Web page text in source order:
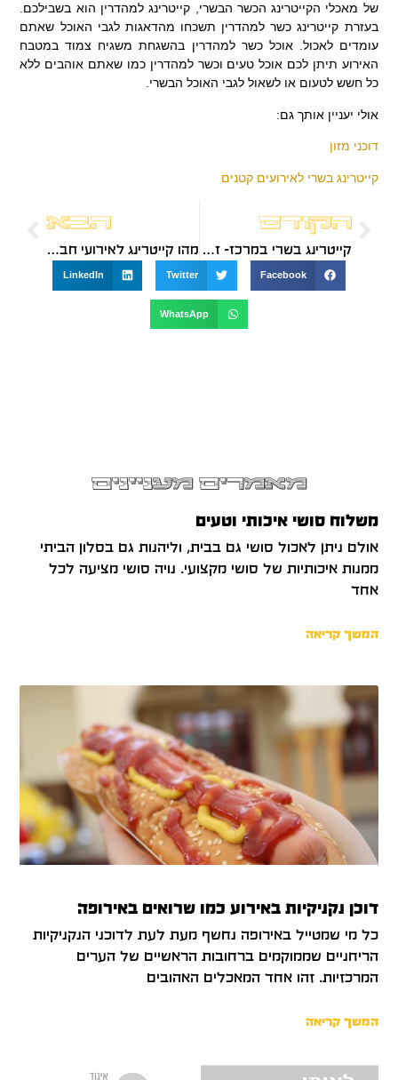
של מאכלי הקייטרינג הכשר הבשרי, קייטרינג למהדרין הוא בשבילכם.
בעזרת קייטרינג כשר למהדרין תשכחו מהדאגות לגבי האוכל שאתם
עומדים לאכול. אוכל כשר למהדרין בהשגחת משגיח צמוד במטבח
האירוע תיתן לכם אוכל טעים וכשר למהדרין כמו שאתם אוהבים ללא
כל חשש לטעום או לשאול לגבי האוכל הבשרי.
אולי יעניין אותך גם:
דוכני מזון
קייטרינג בשרי לאירועים קטנים
הקודם
קייטרינג בשרי במרכז- זה כל מה שאתם צריכים
הבא
מהו קייטרינג לאירועי חברה?
Facebook
Twitter
LinkedIn
WhatsApp
מאמרים מעניינים
משלוח סושי איכותי וטעים
אולם ניתן לאכול סושי גם בבית, וליהנות גם בסלון הביתי
ממנות איכותיות של סושי מקצועי. נויה סושי מציעה לכל
אחד
המשך קריאה
דוכן נקניקיות באירוע כמו שרואים באירופה
כל מי שמטייל באירופה נחשף מעת לעת לדוכני הנקניקיות
הריחניים שממוקמים ברחובות הראשיים של הערים
המרכזיות. זהו אחד המאכלים האהובים
המשך קריאה